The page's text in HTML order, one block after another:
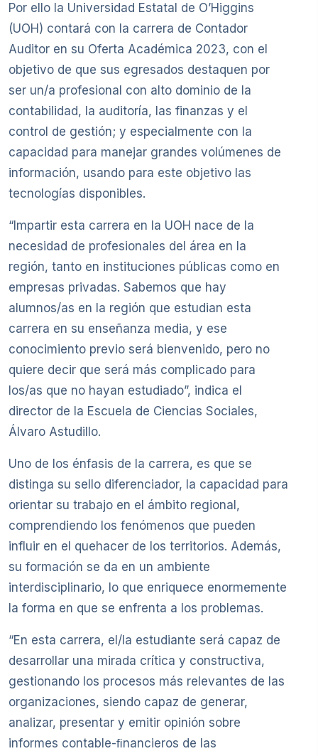
Por ello la Universidad Estatal de O’Higgins
(UOH) contará con la carrera de Contador
Auditor en su Oferta Académica 2023, con el
objetivo de que sus egresados destaquen por
ser un/a profesional con alto dominio de la
contabilidad, la auditoría, las finanzas y el
control de gestión; y especialmente con la
capacidad para manejar grandes volúmenes de
información, usando para este objetivo las
tecnologías disponibles.
“Impartir esta carrera en la UOH nace de la
necesidad de profesionales del área en la
región, tanto en instituciones públicas como en
empresas privadas. Sabemos que hay
alumnos/as en la región que estudian esta
carrera en su enseñanza media, y ese
conocimiento previo será bienvenido, pero no
quiere decir que será más complicado para
los/as que no hayan estudiado”, indica el
director de la Escuela de Ciencias Sociales,
Álvaro Astudillo.
Uno de los énfasis de la carrera, es que se
distinga su sello diferenciador, la capacidad para
orientar su trabajo en el ámbito regional,
comprendiendo los fenómenos que pueden
influir en el quehacer de los territorios. Además,
su formación se da en un ambiente
interdisciplinario, lo que enriquece enormemente
la forma en que se enfrenta a los problemas.
“En esta carrera, el/la estudiante será capaz de
desarrollar una mirada crítica y constructiva,
gestionando los procesos más relevantes de las
organizaciones, siendo capaz de generar,
analizar, presentar y emitir opinión sobre
informes contable-ﬁnancieros de las